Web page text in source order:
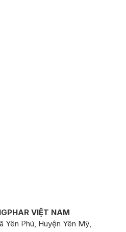
VIỆT NAM
Yên Phú, Huyện Yên Mỹ,